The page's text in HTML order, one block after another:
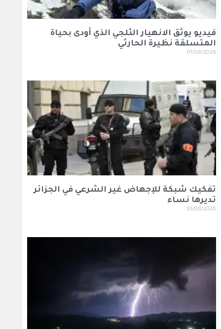
فيديو يوثق الانهيار الثلجي الذي أودى بحياة
المتسلقة نظيرة الحارثي
01/08/2026
تفكيك شبكة للإجهاض غير الشرعي في الجزائر
تديرها نساء
01/08/2026